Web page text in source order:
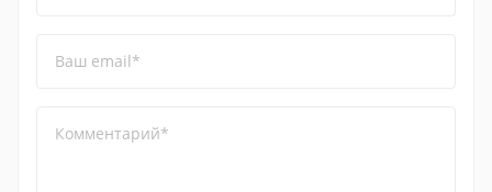
Ваш email*
Комментарий*